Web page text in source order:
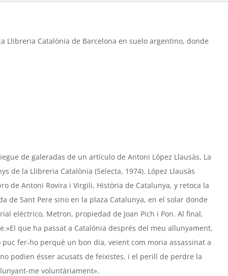
Llibreria Catalònia de Barcelona en suelo argentino, donde
de galeradas de un artículo de Antoni López Llausàs, La
de la Llibreria Catalònia (Selecta, 1974). López Llausàs
de Antoni Rovira i Virgili, Història de Catalunya, y retoca la
de Sant Pere sino en la plaza Catalunya, en el solar donde
eléctrico, Metron, propiedad de Joan Pich i Pon. Al final,
que ha passat a Catalònia després del meu allunyament,
fer-ho perquè un bon dia, veient com moria assassinat a
podien ésser acusats de feixistes, i el perill de perdre la
me voluntàriament».